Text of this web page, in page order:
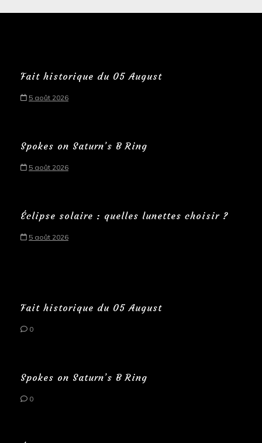
Fait historique du 05 August
5 août 2026
Spokes on Saturn’s B Ring
5 août 2026
Éclipse solaire : quelles lunettes choisir ?
5 août 2026
Fait historique du 05 August
0
Spokes on Saturn’s B Ring
0